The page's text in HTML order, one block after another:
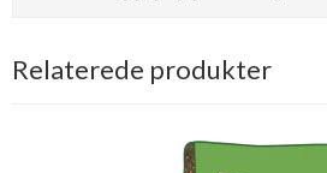
Relaterede produkter